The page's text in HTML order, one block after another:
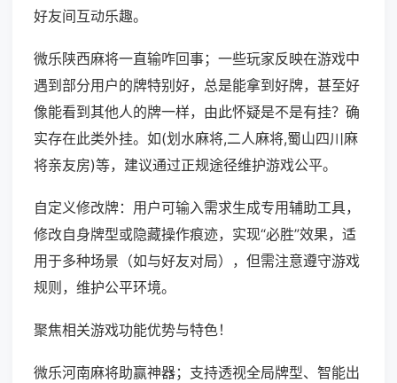
好友间互动乐趣。
微乐陕西麻将一直输咋回事；一些玩家反映在游戏中
遇到部分用户的牌特别好，总是能拿到好牌，甚至好
像能看到其他人的牌一样，由此怀疑是不是有挂？确
实存在此类外挂。如(划水麻将,二人麻将,蜀山四川麻
将亲友房)等，建议通过正规途径维护游戏公平。
自定义修改牌：用户可输入需求生成专用辅助工具，
修改自身牌型或隐藏操作痕迹，实现“必胜”效果，适
用于多种场景（如与好友对局），但需注意遵守游戏
规则，维护公平环境。
聚焦相关游戏功能优势与特色！
微乐河南麻将助赢神器；支持透视全局牌型、智能出